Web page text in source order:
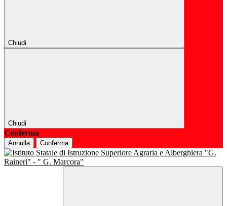
Chiudi
Chiudi
Conferma
Annulla Conferma